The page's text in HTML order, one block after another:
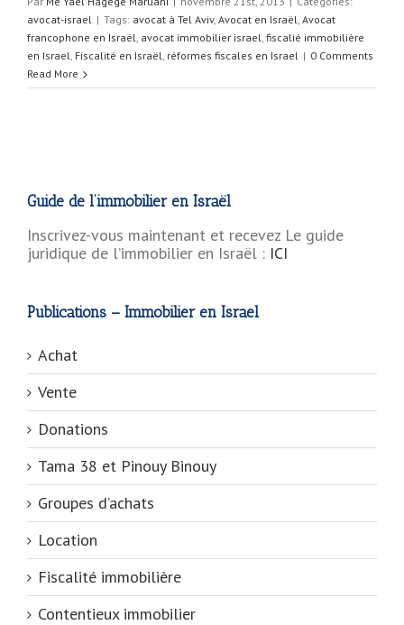
avocat-israel | Tags: avocat à Tel Aviv, Avocat en Israël, Avocat
francophone en Israël, avocat immobilier israel, fiscalié immobilière
en Israel, Fiscalité en Israël, réformes fiscales en Israel | 0 Comments
Read More
Guide de l’immobilier en Israël
Inscrivez-vous maintenant et recevez Le guide
juridique de l’immobilier en Israël : ICI
Publications – Immobilier en Israel
Achat
Vente
Donations
Tama 38 et Pinouy Binouy
Groupes d’achats
Location
Fiscalité immobilière
Contentieux immobilier